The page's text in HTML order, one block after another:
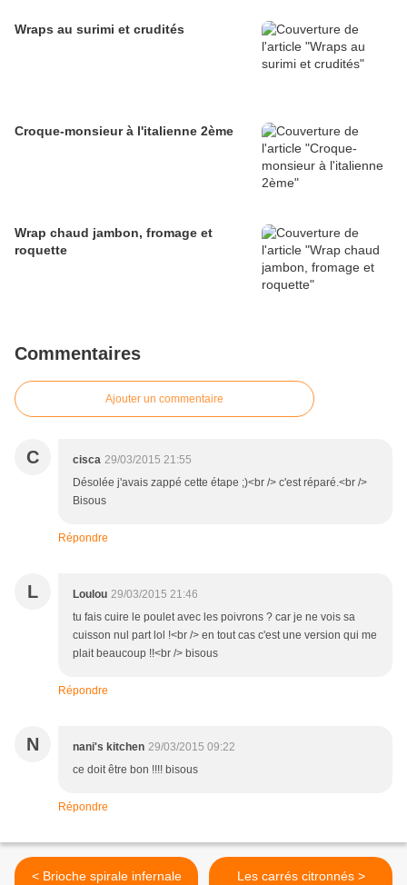
Wraps au surimi et crudités
Croque-monsieur à l'italienne 2ème
Wrap chaud jambon, fromage et
roquette
Commentaires
Ajouter un commentaire
C cisca 29/03/2015 21:55
Désolée j'avais zappé cette étape ;)<br /> c'est réparé.<br />
Bisous
Répondre
L Loulou 29/03/2015 21:46
tu fais cuire le poulet avec les poivrons ? car je ne vois sa
cuisson nul part lol !<br /> en tout cas c'est une version qui me
plait beaucoup !!<br /> bisous
Répondre
N nani's kitchen 29/03/2015 09:22
ce doit être bon !!!! bisous
Répondre
< Brioche spirale infernale
Les carrés citronnés >